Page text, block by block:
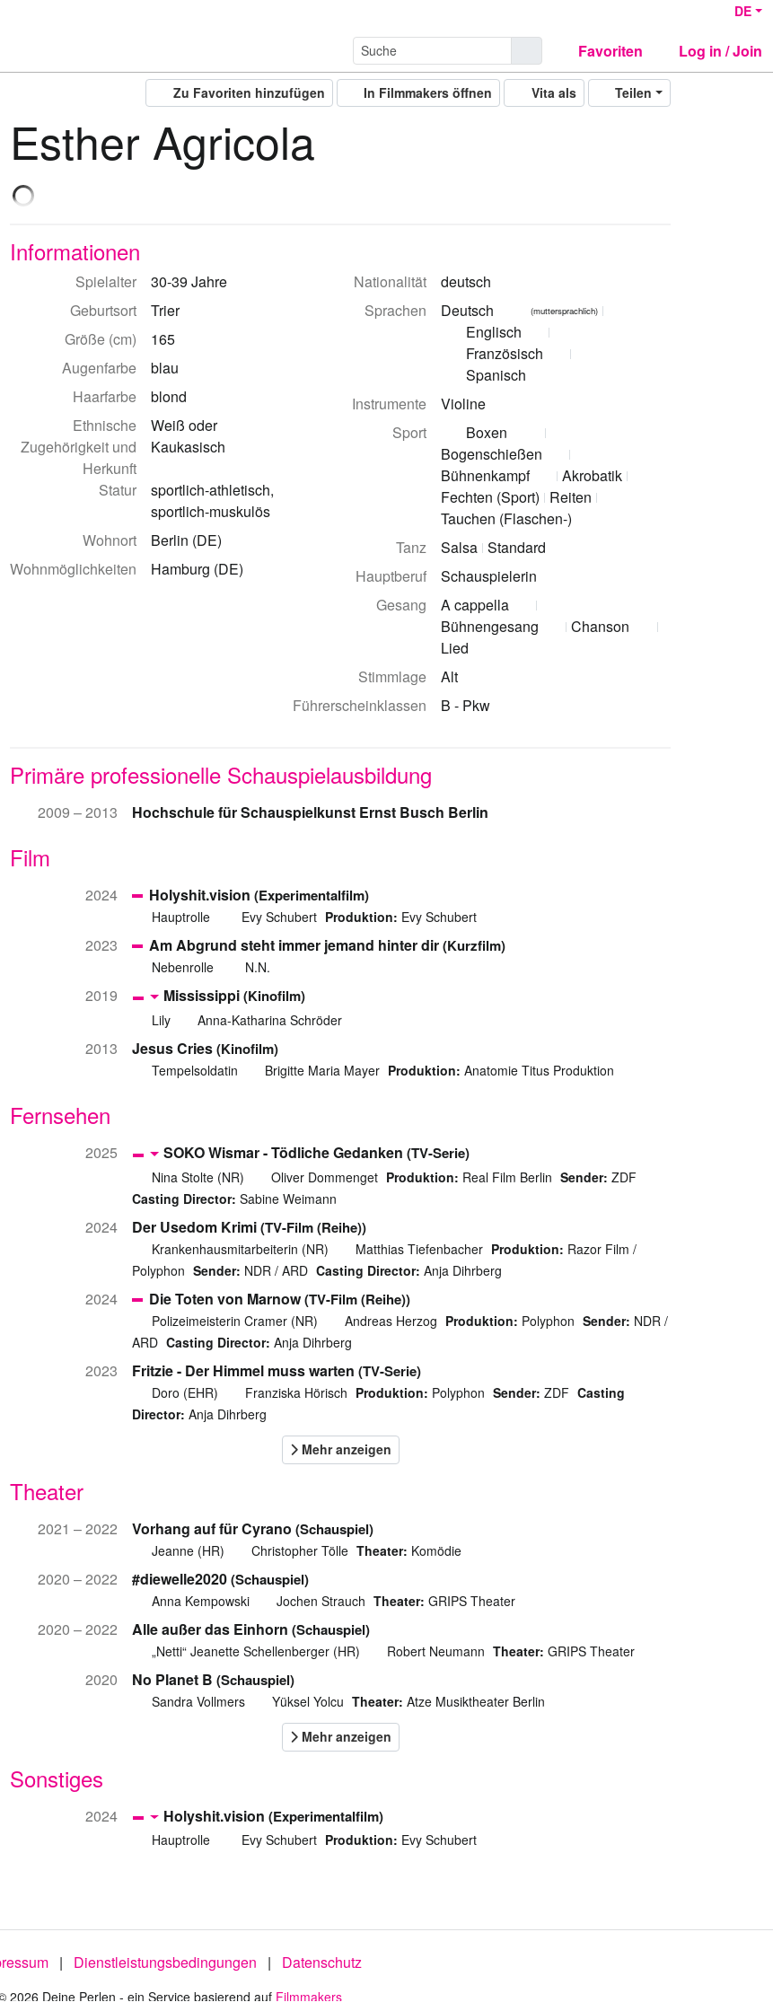
DE
Favoriten Log in / Join
Teilen
Vita als
In Filmmakers öffnen
Zu Favoriten hinzufügen
Esther Agricola
Informationen
Spielalter
30-39 Jahre
Geburtsort
Trier
Größe (cm)
165
Augenfarbe
blau
Haarfarbe
blond
Ethnische
Zugehörigkeit und
Herkunft
Weiß oder
Kaukasisch
Statur
sportlich-athletisch,
sportlich-muskulös
Wohnort
Berlin (DE)
Wohnmöglichkeiten
Hamburg (DE)
Nationalität
deutsch
Sprachen
Deutsch (muttersprachlich)
Englisch
Französisch
Spanisch
Instrumente
Violine
Sport
Boxen
Bogenschießen
Bühnenkampf
Akrobatik
Fechten (Sport) Reiten
Tauchen (Flaschen-)
Tanz
Salsa Standard
Hauptberuf
Schauspielerin
Gesang
A cappella
Bühnengesang
Chanson
Lied
Stimmlage
Alt
Führerscheinklassen
B - Pkw
Primäre professionelle Schauspielausbildung
2009 – 2013 Hochschule für Schauspielkunst Ernst Busch Berlin
Film
2024 Holyshit.vision (Experimentalfilm)
Hauptrolle Evy Schubert Produktion: Evy Schubert
2023 Am Abgrund steht immer jemand hinter dir(Kurzfilm)
Nebenrolle N.N.
2019 Mississippi(Kinofilm)
Lily Anna-Katharina Schröder
2013 Jesus Cries(Kinofilm)
Tempelsoldatin Brigitte Maria Mayer Produktion: Anatomie Titus Produktion
Fernsehen
2025 SOKO Wismar - Tödliche Gedanken (TV-Serie)
Nina Stolte (NR) Oliver Dommenget Produktion: Real Film Berlin Sender: ZDF
Casting Director: Sabine Weimann
2024 Der Usedom Krimi(TV-Film (Reihe))
Krankenhausmitarbeiterin (NR) Matthias Tiefenbacher Produktion: Razor Film /
Polyphon Sender: NDR / ARD Casting Director: Anja Dihrberg
2024 Die Toten von Marnow(TV-Film (Reihe))
Polizeimeisterin Cramer (NR) Andreas Herzog Produktion: Polyphon Sender: NDR /
ARD Casting Director: Anja Dihrberg
2023 Fritzie - Der Himmel muss warten (TV-Serie)
Doro (EHR) Franziska Hörisch Produktion: Polyphon Sender: ZDF Casting
Director: Anja Dihrberg
Theater
2021 – 2022 Vorhang auf für Cyrano (Schauspiel)
Jeanne (HR) Christopher Tölle Theater: Komödie
2020 – 2022 #diewelle2020(Schauspiel)
Anna Kempowski Jochen Strauch Theater: GRIPS Theater
2020 – 2022 Alle außer das Einhorn (Schauspiel)
„Netti“ Jeanette Schellenberger (HR) Robert Neumann Theater: GRIPS Theater
2020 No Planet B (Schauspiel)
Sandra Vollmers Yüksel Yolcu Theater: Atze Musiktheater Berlin
Sonstiges
2024 Holyshit.vision (Experimentalfilm)
Hauptrolle Evy Schubert Produktion: Evy Schubert
| Dienstleistungsbedingungen | Datenschutz
2026 Deine Perlen - ein Service basierend auf Filmmakers